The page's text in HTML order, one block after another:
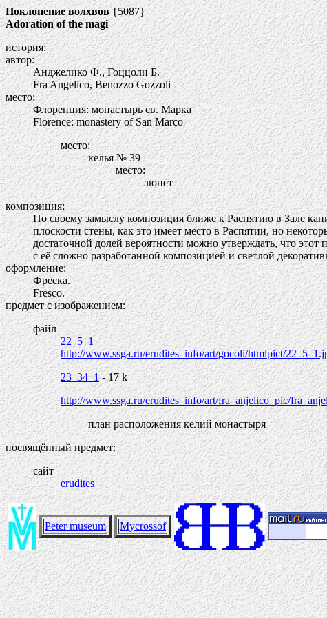
Поклонение волхвов{5087}
Adoration of the magi
история:
автор:
Анджелико Ф., Гоццоли Б.
Fra Angelico, Benozzo Gozzoli
место:
Флоренция: монастырь св. Марка
Florence: monastery of San Marco
место:
келья № 39
место:
люнет
композиция:
По своему замыслу композиция ближе к Распятию в Зале
плоскости стены, как это имеет место в Распятии, но
достаточной долей вероятности можно утверждать, что
с её сложно разработанной композицией и светлой
оформление:
Фреска.
Fresco.
предмет с изображением:
файл
22_5_1
http://www.ssga.ru/erudites_info/art/gocoli/htmlpict/
23_34_1- 17 k
http://www.ssga.ru/erudites_info/art/fra_anjelico_pic/
план расположения келий монастыря
посвящённый предмет:
сайт
erudites
Peter museum Mycrossof